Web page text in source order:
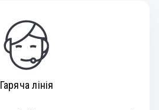
Гаряча лінія